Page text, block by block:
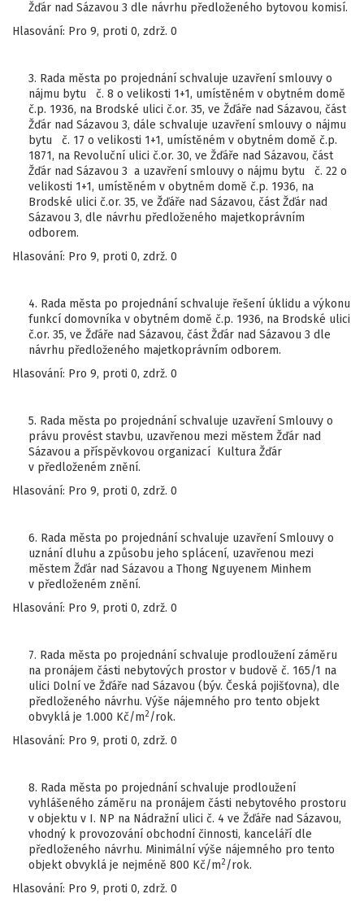
Žďár nad Sázavou 3 dle návrhu předloženého bytovou komisí.
Hlasování: Pro 9, proti 0, zdrž. 0
3. Rada města po projednání schvaluje uzavření smlouvy o
nájmu bytu č. 8 o velikosti 1+1, umístěném v obytném domě
č.p. 1936, na Brodské ulici č.or. 35, ve Žďáře nad Sázavou, část
Žďár nad Sázavou 3, dále schvaluje uzavření smlouvy o nájmu
bytu č. 17 o velikosti 1+1, umístěném v obytném domě č.p.
1871, na Revoluční ulici č.or. 30, ve Žďáře nad Sázavou, část
Žďár nad Sázavou 3 a uzavření smlouvy o nájmu bytu č. 22 o
velikosti 1+1, umístěném v obytném domě č.p. 1936, na
Brodské ulici č.or. 35, ve Žďáře nad Sázavou, část Žďár nad
Sázavou 3, dle návrhu předloženého majetkoprávním
odborem.
Hlasování: Pro 9, proti 0, zdrž. 0
4. Rada města po projednání schvaluje řešení úklidu a výkonu
funkcí domovníka v obytném domě č.p. 1936, na Brodské ulici
č.or. 35, ve Žďáře nad Sázavou, část Žďár nad Sázavou 3 dle
návrhu předloženého majetkoprávním odborem.
Hlasování: Pro 9, proti 0, zdrž. 0
5. Rada města po projednání schvaluje uzavření Smlouvy o
právu provést stavbu, uzavřenou mezi městem Žďár nad
Sázavou a příspěvkovou organizací Kultura Žďár
v předloženém znění.
Hlasování: Pro 9, proti 0, zdrž. 0
6. Rada města po projednání schvaluje uzavření Smlouvy o
uznání dluhu a způsobu jeho splácení, uzavřenou mezi
městem Žďár nad Sázavou a Thong Nguyenem Minhem
v předloženém znění.
Hlasování: Pro 9, proti 0, zdrž. 0
7. Rada města po projednání schvaluje prodloužení záměru
na pronájem části nebytových prostor v budově č. 165/1 na
ulici Dolní ve Žďáře nad Sázavou (býv. Česká pojišťovna), dle
předloženého návrhu. Výše nájemného pro tento objekt
obvyklá je 1.000 Kč/m2 /rok.
Hlasování: Pro 9, proti 0, zdrž. 0
8. Rada města po projednání schvaluje prodloužení
vyhlášeného záměru na pronájem části nebytového prostoru
v objektu v I. NP na Nádražní ulici č. 4 ve Žďáře nad Sázavou,
vhodný k provozování obchodní činnosti, kanceláří dle
předloženého návrhu. Minimální výše nájemného pro tento
objekt obvyklá je nejméně 800 Kč/m2 /rok.
Hlasování: Pro 9, proti 0, zdrž. 0